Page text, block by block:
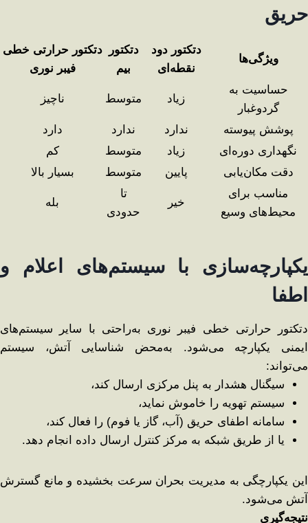
حریق
ویژگی‌ها
دتکتور دود
نقطه‌ای
دتکتور
بیم
دتکتور حرارتی خطی
فیبر نوری
حساسیت به
گردوغبار
زیاد متوسط ناچیز
پوشش پیوسته ندارد ندارد
دارد
نگهداری دوره‌ای
زیاد متوسط
کم
دقت مکان‌یابی
پایین متوسط
بسیار بالا
مناسب برای
محیط‌های وسیع
خیر
تا
حدودی
بله
یکپارچه‌سازی با سیستم‌های اعلام و
اطفا
دتکتور حرارتی خطی فیبر نوری به‌راحتی با سایر سیستم‌های
ایمنی یکپارچه می‌شود. به‌محض شناسایی آتش، سیستم
می‌تواند:
سیگنال هشدار به پنل مرکزی ارسال کند،
سیستم تهویه را خاموش نماید،
سامانه اطفای حریق (آب، گاز یا فوم) را فعال کند،
یا از طریق شبکه به مرکز کنترل ارسال داده انجام دهد.
این یکپارچگی به مدیریت بحران سرعت بخشیده و مانع گسترش
آتش می‌شود.
نتیجه‌گیری